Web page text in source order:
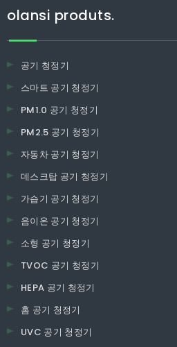
olansi produts.
공기 청정기
스마트 공기 청정기
PM1.0 공기 청정기
PM2.5 공기 청정기
자동차 공기 청정기
데스크탑 공기 청정기
가습기 공기 청정기
음이온 공기 청정기
소형 공기 청정기
TVOC 공기 청정기
HEPA 공기 청정기
홈 공기 청정기
UVC 공기 청정기